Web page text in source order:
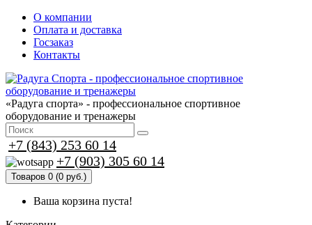
О компании
Оплата и доставка
Госзаказ
Контакты
«Радуга спорта» - профессиональное спортивное
оборудование и тренажеры
+7 (843) 253 60 14
+7 (903) 305 60 14
Товаров 0 (0 руб.)
Ваша корзина пуста!